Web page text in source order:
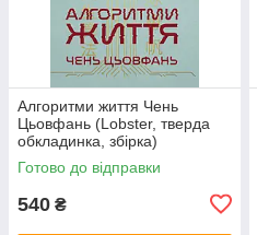
Алгоритми життя Чень
Цьовфань (Lobster, тверда
обкладинка, збірка)
Готово до відправки
540 ₴